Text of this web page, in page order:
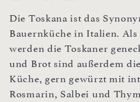
Die Toskana ist das
Bauernküche in Italien. Als
werden die Toskaner
und Brot sind außerdem
Küche, gern gewürzt mit
Rosmarin, Salbei und